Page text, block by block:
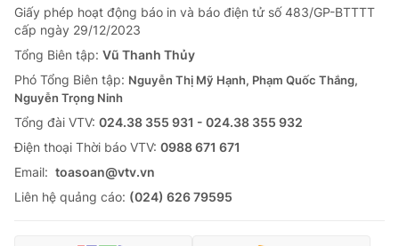
Giấy phép hoạt động báo in và báo điện tử số 483/GP-BTTTT
cấp ngày 29/12/2023
Tổng Biên tập: Vũ Thanh Thủy
Phó Tổng Biên tập: Nguyễn Thị Mỹ Hạnh, Phạm Quốc Thắng,
Nguyễn Trọng Ninh
Tổng đài VTV: 024.38 355 931 - 024.38 355 932
Ðiện thoại Thời báo VTV: 0988 671 671
Email: toasoan@vtv.vn
Liên hệ quảng cáo: (024) 626 79595